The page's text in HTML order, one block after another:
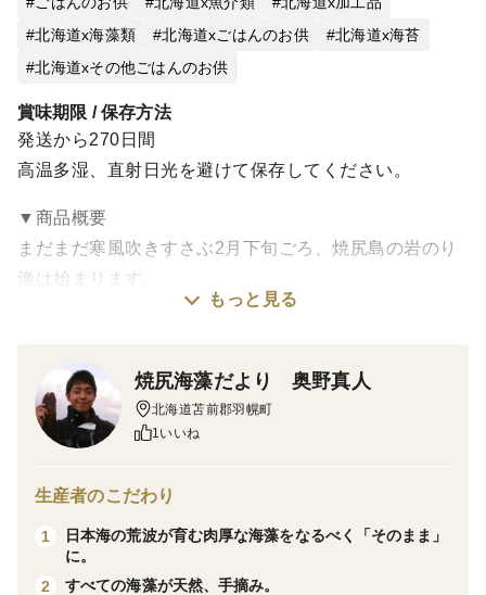
北海道x海藻類
北海道xごはんのお供
北海道x海苔
北海道xその他ごはんのお供
賞味期限 / 保存方法
発送から270日間
高温多湿、直射日光を避けて保存してください。
▼商品概要
まだまだ寒風吹きすさぶ2月下旬ごろ、焼尻島の岩のり
漁は始まります。
岩のりの漁期は2月下旬からの約1か月。
苔同士が固まって乾かないよう、なるべくすくように伸
ばして乾燥させます。
油やオリーブオイルなどを絡めてカラッと炒り、塩を振
焼尻島民のソウルフードと言っても大げさではないだろ
う一品です。
もっと見る
焼尻海藻だより 奥野真人
北海道苫前郡羽幌町
1いいね
生産者のこだわり
1
日本海の荒波が育む肉厚な海藻をなるべく「そのまま」
に。
2
すべての海藻が天然、手摘み。